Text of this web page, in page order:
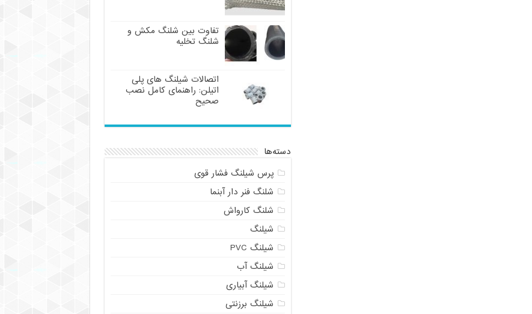
تفاوت بین شلنگ مکش و
شلنگ تخلیه
اتصالات شیلنگ های پلی
اتیلن: راهنمای کامل نصب
صحیح
دسته‌ها
پرس شیلنگ فشار قوی
شلنگ فنر دار آبنما
شلنگ کارواش
شیلنگ
شیلنگ PVC
شیلنگ آب
شیلنگ آبیاری
شیلنگ برزنتی